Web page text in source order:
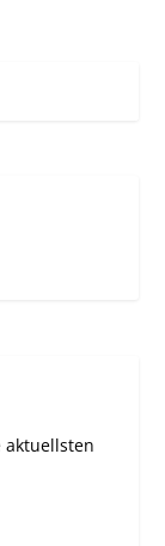
aktuellsten